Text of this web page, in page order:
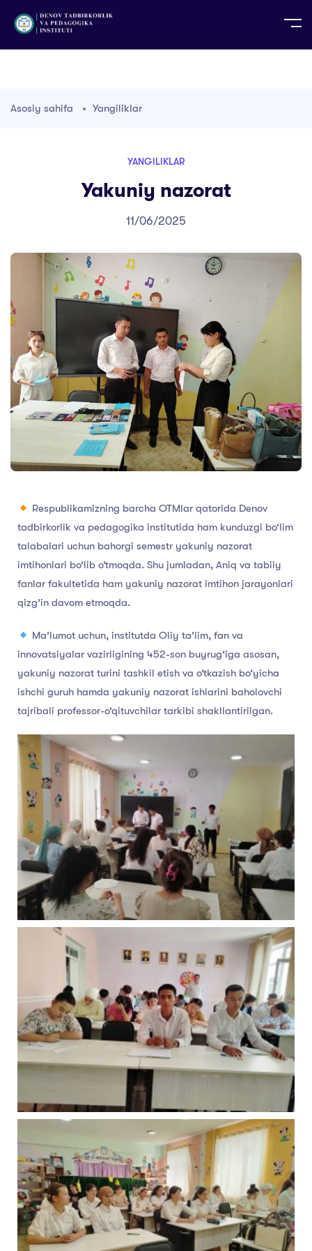
TG TR
Asosiy sahifa Yangiliklar
YANGILIKLAR
Yakuniy nazorat
11/06/2025
Respublikamizning barcha OTMlar qatorida Denov
tadbirkorlik va pedagogika institutida ham kunduzgi bo‘lim
talabalari uchun bahorgi semestr yakuniy nazorat
imtihonlari bo‘lib o‘tmoqda. Shu jumladan, Aniq va tabiiy
fanlar fakultetida ham yakuniy nazorat imtihon jarayonlari
qizg’in davom etmoqda.
Ma’lumot uchun, institutda Oliy ta’lim, fan va
innovatsiyalar vazirligining 452-son buyrug‘iga asosan,
yakuniy nazorat turini tashkil etish va o‘tkazish bo‘yicha
ishchi guruh hamda yakuniy nazorat ishlarini baholovchi
tajribali professor-o‘qituvchilar tarkibi shakllantirilgan.